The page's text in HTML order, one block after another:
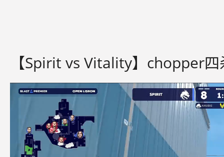
【Spirit vs Vitality】chopper